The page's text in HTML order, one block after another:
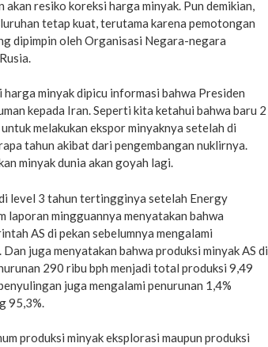
resiko koreksi harga minyak. Pun demikian,
tetap kuat, terutama karena pemotongan
dipimpin oleh Organisasi Negara-negara
minyak dipicu informasi bahwa Presiden
kepada Iran. Seperti kita ketahui bahwa baru 2
melakukan ekspor minyaknya setelah di
tahun akibat dari pengembangan nuklirnya.
minyak dunia akan goyah lagi.
level 3 tahun tertingginya setelah Energy
mingguannya menyatakan bahwa
AS di pekan sebelumnya mengalami
juga menyatakan bahwa produksi minyak AS di
290 ribu bph menjadi total produksi 9,49
juga mengalami penurunan 1,4%
95,3%.
produksi minyak eksplorasi maupun produksi